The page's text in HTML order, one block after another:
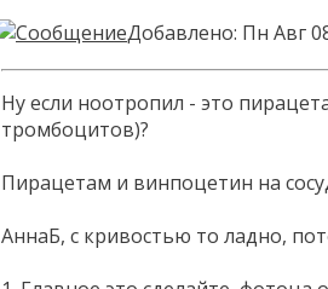
Добавлено: Пн Авг
Ну если ноотропил - это
тромбоцитов)?
Пирацетам и винпоцетин на
АннаБ, с кривостью то ладно,